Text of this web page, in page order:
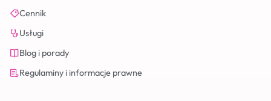
Cennik
Usługi
Blog i porady
Regulaminy i informacje prawne